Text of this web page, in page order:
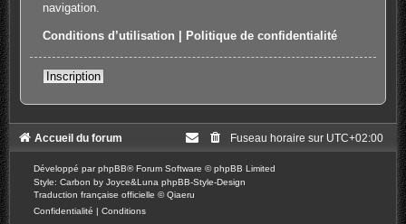
navigation.
Conditions d’utilisation Politique de confidentialité
Inscription
Accueil du forum Fuseau horaire sur UTC+02:00
Développé parphpBB® Forum Software © phpBB Limited
Style: Carbon by Joyce&Luna phpBB-Style-Design
Traduction française officielle ©Qiaeru
Confidentialité | Conditions